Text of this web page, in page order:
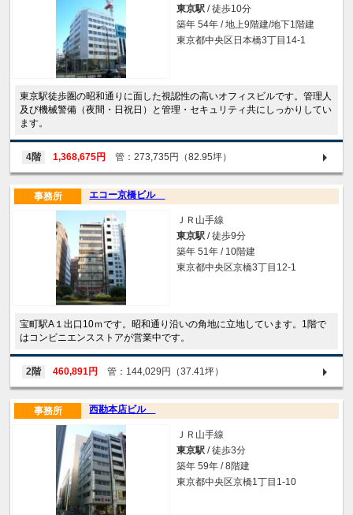
東京駅 / 徒歩10分
築年 54年 / 地上9階建/地下1階建
東京都中央区日本橋3丁目14-1
東京駅徒歩圏の昭和通りに面した視認性の高いオフィスビルです。管理人
及び機械警備（夜間・日祝日）と管理・セキュリティ共にしっかりしてい
ます。
4階 1,368,675円 管：273,735円（82.95坪）
エコー京橋ビル
事務所
ＪＲ山手線
東京駅 / 徒歩9分
築年 51年 / 10階建
東京都中央区京橋3丁目12-1
宝町駅A１出口10ｍです。昭和通り沿いの角地に立地しています。1階で
はコンビニエンスストアが営業中です。
2階 460,891円 管：144,029円（37.41坪）
西勘本店ビル
事務所
ＪＲ山手線
東京駅 / 徒歩3分
築年 59年 / 8階建
東京都中央区京橋1丁目1-10